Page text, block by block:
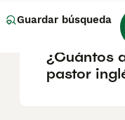
Guardar búsqueda
¿Cuántos
pastor